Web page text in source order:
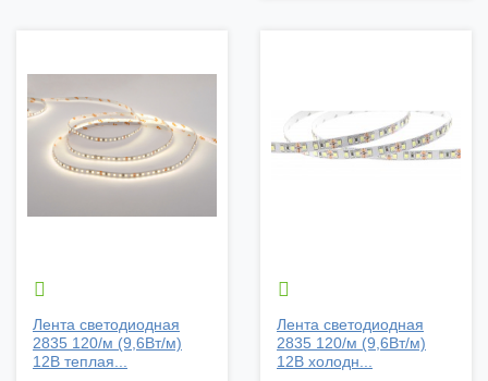

Лента светодиодная
2835 120/м (9,6Вт/м)
12В теплая...

Лента светодиодная
2835 120/м (9,6Вт/м)
12В холодн...